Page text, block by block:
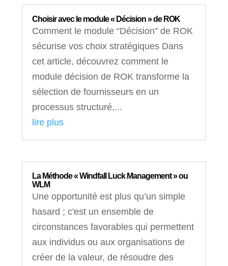
Choisir avec le module « Décision » de ROK
Comment le module “Décision” de ROK
sécurise vos choix stratégiques Dans
cet article, découvrez comment le
module décision de ROK transforme la
sélection de fournisseurs en un
processus structuré,...
lire plus
La Méthode « Windfall Luck Management » ou
WLM
Une opportunité est plus qu’un simple
hasard ; c'est un ensemble de
circonstances favorables qui permettent
aux individus ou aux organisations de
créer de la valeur, de résoudre des